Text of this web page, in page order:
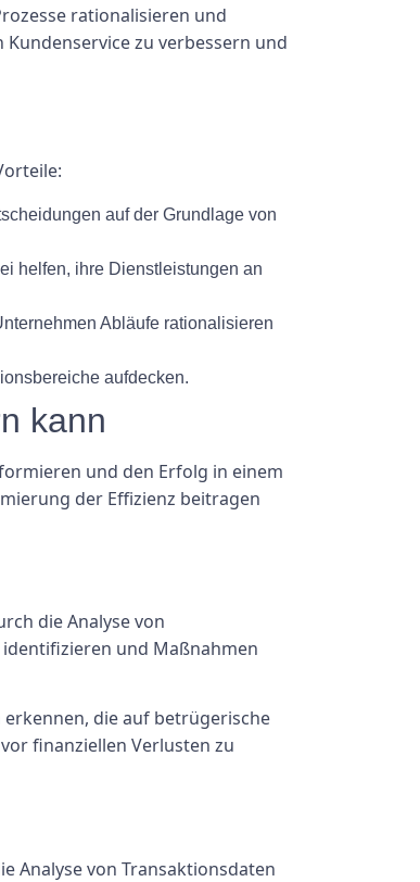
rationalisieren und
zu verbessern und
auf der Grundlage von
helfen, ihre Dienstleistungen an
Abläufe rationalisieren
aufdecken.
kann
und den Erfolg in einem
der Effizienz beitragen
die Analyse von
und Maßnahmen
die auf betrügerische
finanziellen Verlusten zu
Analyse von Transaktionsdaten